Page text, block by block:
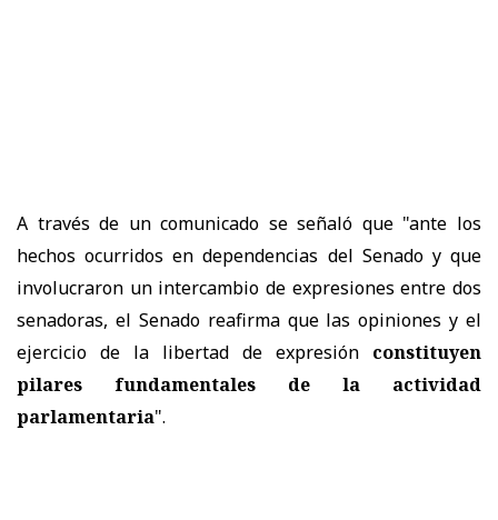
A través de un comunicado se señaló que "ante los
hechos ocurridos en dependencias del Senado y que
involucraron un intercambio de expresiones entre dos
senadoras, el Senado reafirma que las opiniones y el
ejercicio de la libertad de expresión constituyen
pilares fundamentales de la actividad
parlamentaria".